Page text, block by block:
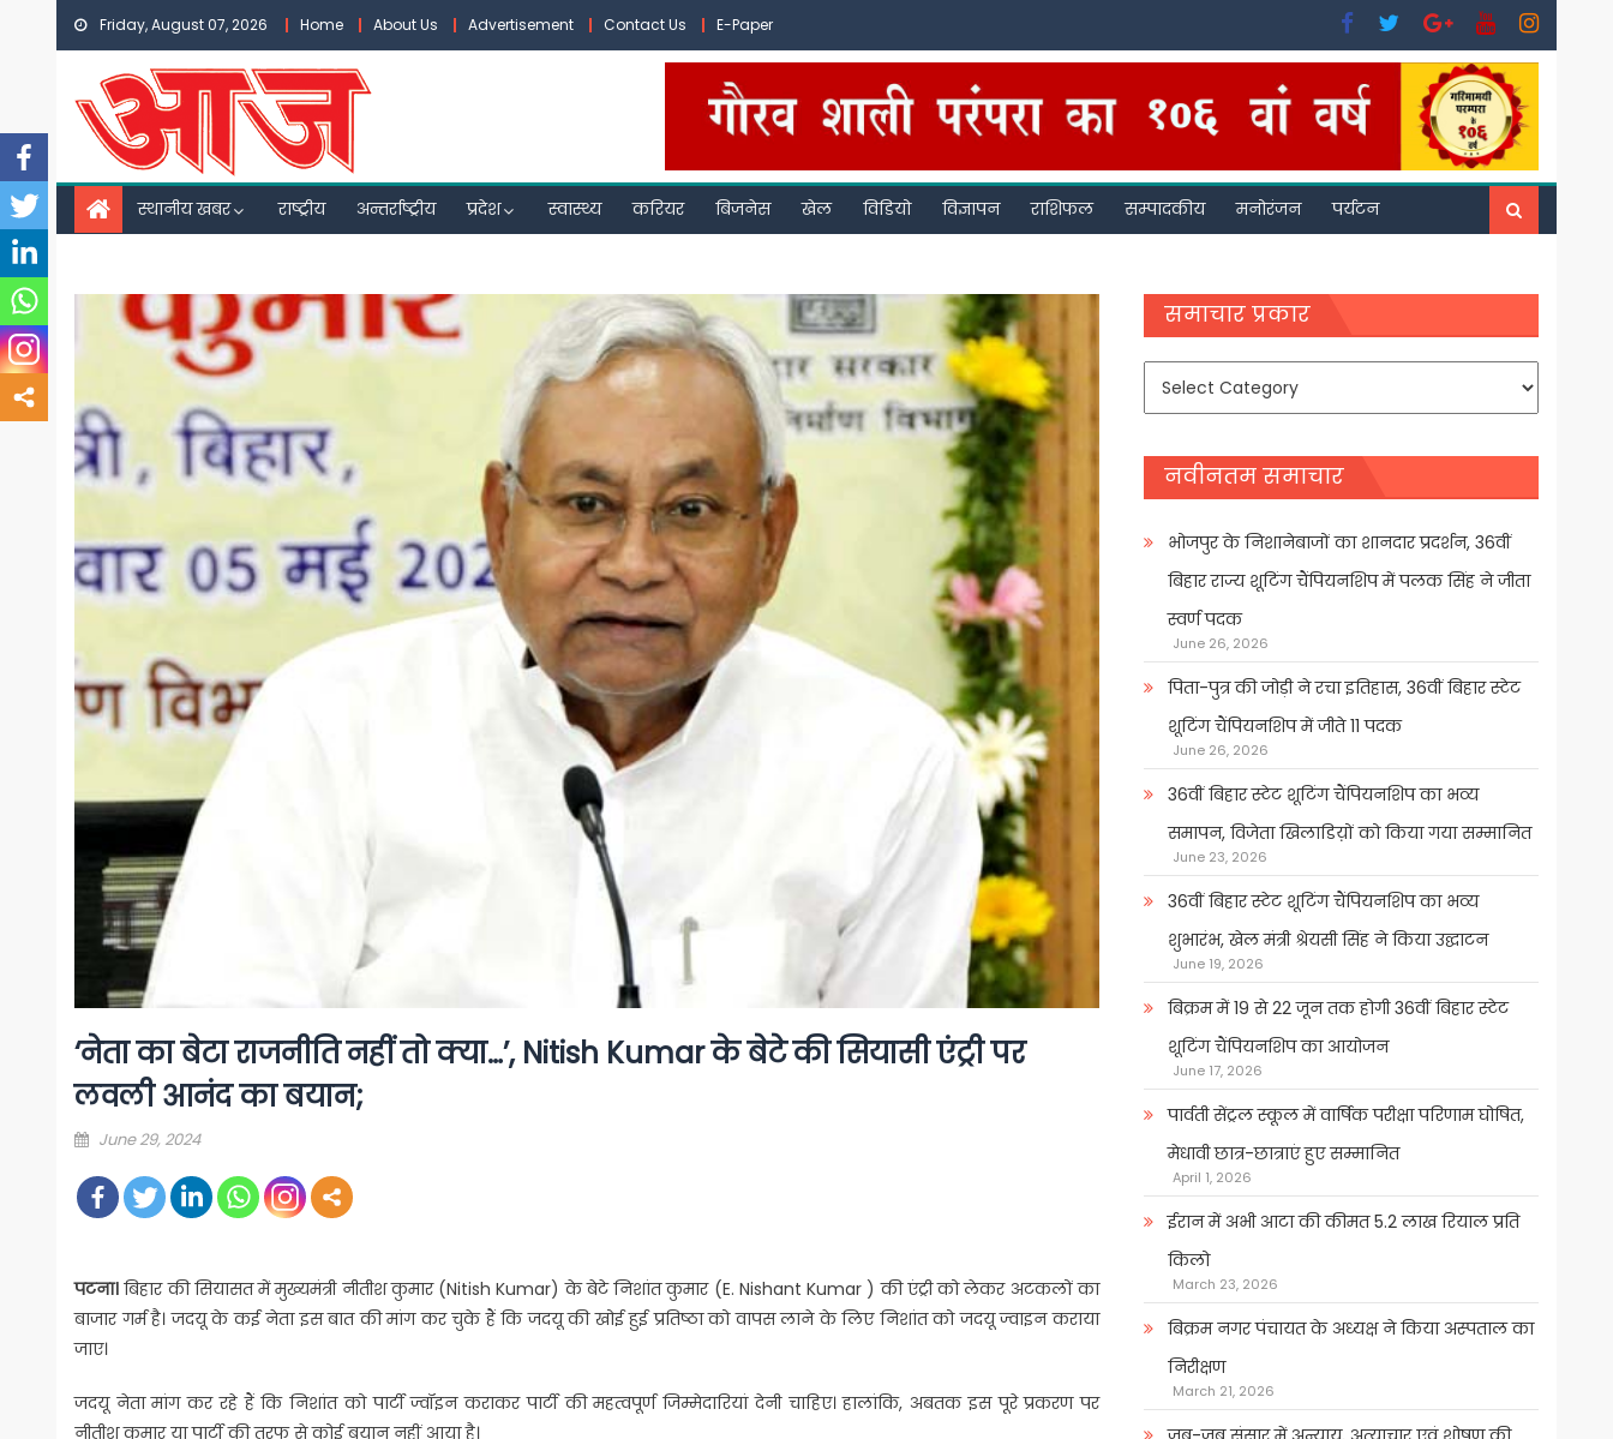
Skip
content
Friday, August 07, 2026 Home About Us Advertisement Contact Us E-Paper
स्थानीय खबर राष्ट्रीय अन्तर्राष्ट्रीय प्रदेश स्वास्थ्य करियर बिजनेस खेल विडियो विज्ञापन राशिफल सम्पादकीय मनोरंजन पर्यटन
‘नेता का बेटा राजनीति नहीं तो क्या…’, Nitish Kumar के बेटे की सियासी एंट्री पर
लवली आनंद का बयान;
Posted
June 29, 2024
पटना। बिहार की सियासत में मुख्यमंत्री नीतीश कुमार (Nitish Kumar) के बेटे निशांत कुमार (E. Nishant Kumar ) की एंट्री को लेकर अटकलों का
बाजार गर्म है। जदयू के कई नेता इस बात की मांग कर चुके हैं कि जदयू की खोई हुई प्रतिष्ठा को वापस लाने के लिए निशांत को जदयू ज्वाइन कराया
जाए।
जदयू नेता मांग कर रहे हैं कि निशांत को पार्टी ज्वॉइन कराकर पार्टी की महत्वपूर्ण जिम्मेदारियां देनी चाहिए। हालांकि, अबतक इस पूरे प्रकरण पर
नीतीश कुमार या पार्टी की तरफ से कोई बयान नहीं आया है।
समाचार प्रकार
समाचार
नवीनतम समाचार
भोजपुर के निशानेबाजों का शानदार प्रदर्शन, 36वीं
बिहार राज्य शूटिंग चैंपियनशिप में पलक सिंह ने जीता
स्वर्ण पदक
June 26, 2026
पिता-पुत्र की जोड़ी ने रचा इतिहास, 36वीं बिहार स्टेट
शूटिंग चैंपियनशिप में जीते 11 पदक
June 26, 2026
36वीं बिहार स्टेट शूटिंग चैंपियनशिप का भव्य
समापन, विजेता खिलाडिय़ों को किया गया सम्मानित
June 23, 2026
36वीं बिहार स्टेट शूटिंग चैंपियनशिप का भव्य
शुभारंभ, खेल मंत्री श्रेयसी सिंह ने किया उद्घाटन
June 19, 2026
बिक्रम में 19 से 22 जून तक होगी 36वीं बिहार स्टेट
शूटिंग चैंपियनशिप का आयोजन
June 17, 2026
पार्वती सेंट्रल स्कूल में वार्षिक परीक्षा परिणाम घोषित,
मेधावी छात्र-छात्राएं हुए सम्मानित
April 1, 2026
ईरान में अभी आटा की कीमत 5.2 लाख रियाल प्रति
किलो
March 23, 2026
बिक्रम नगर पंचायत के अध्यक्ष ने किया अस्पताल का
निरीक्षण
March 21, 2026